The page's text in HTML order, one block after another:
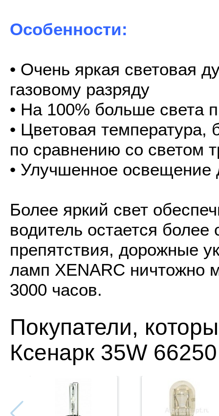
Особенности:
• Очень яркая световая
газовому разряду
• На 100% больше света
• Цветовая температура,
по сравнению со светом
• Улучшенное освещение
Более яркий свет
водитель остается
препятствия, дорожные
ламп XENARC ничтожно
3000 часов.
Покупатели,
Ксенарк 35W